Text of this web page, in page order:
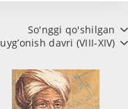
So'nggi qo'shilgan
davri (VIII-XIV)